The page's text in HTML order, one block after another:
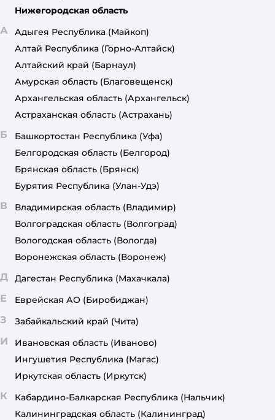
Нижегородская область
А Адыгея Республика (Майкоп)
Алтай Республика (Горно-Алтайск)
Алтайский край (Барнаул)
Амурская область (Благовещенск)
Архангельская область (Архангельск)
Астраханская область (Астрахань)
Б Башкортостан Республика (Уфа)
Белгородская область (Белгород)
Брянская область (Брянск)
Бурятия Республика (Улан-Удэ)
В Владимирская область (Владимир)
Волгоградская область (Волгоград)
Вологодская область (Вологда)
Воронежская область (Воронеж)
Д Дагестан Республика (Махачкала)
Е Еврейская АО (Биробиджан)
З Забайкальский край (Чита)
И Ивановская область (Иваново)
Ингушетия Республика (Магас)
Иркутская область (Иркутск)
К Кабардино-Балкарская Республика (Нальчик)
Калининградская область (Калининград)